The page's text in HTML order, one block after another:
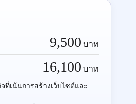
9,500 บาท
16,100 บาท
ที่เน้นการสร้างเว็บไซต์และ